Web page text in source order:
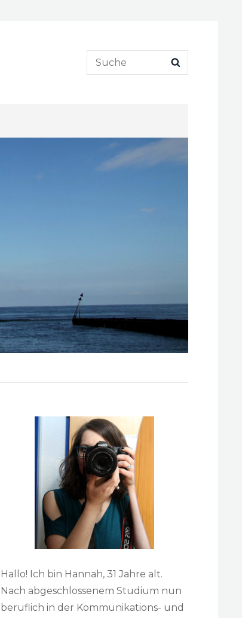
Search
for:
Hallo! Ich bin Hannah, 31 Jahre alt.
Nach abgeschlossenem Studium nun
beruflich in der Kommunikations- und